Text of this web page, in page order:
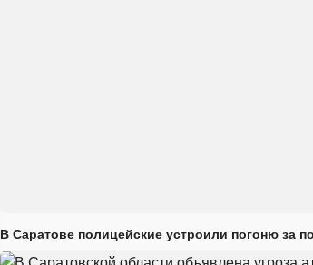
В Саратове полицейские устроили погоню за